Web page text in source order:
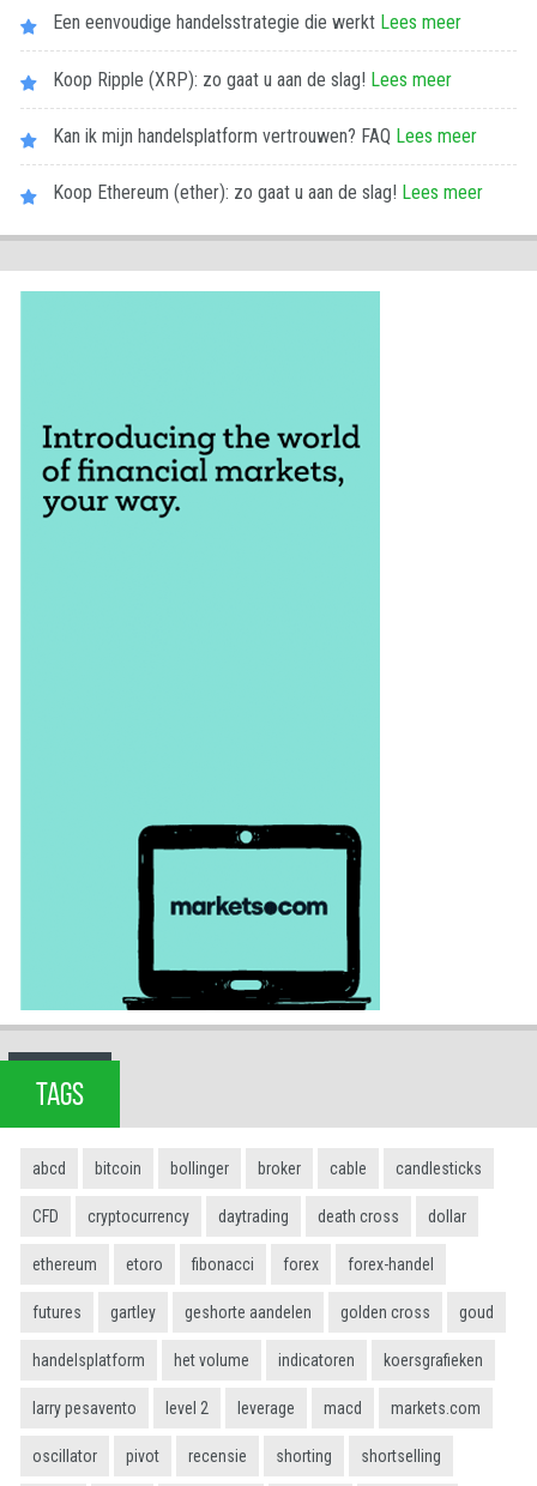
Een eenvoudige handelsstrategie die werkt Lees meer
Koop Ripple (XRP): zo gaat u aan de slag! Lees meer
Kan ik mijn handelsplatform vertrouwen? FAQ Lees meer
Koop Ethereum (ether): zo gaat u aan de slag! Lees meer
TAGS
abcd bitcoin bollinger broker cable candlesticks
CFD cryptocurrency daytrading death cross dollar
ethereum etoro fibonacci forex forex-handel
futures gartley geshorte aandelen golden cross goud
handelsplatform het volume indicatoren koersgrafieken
larry pesavento level 2 leverage macd markets.com
oscillator pivot recensie shorting shortselling